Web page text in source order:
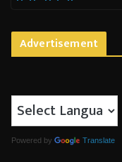
Advertisement
Powered by Translate